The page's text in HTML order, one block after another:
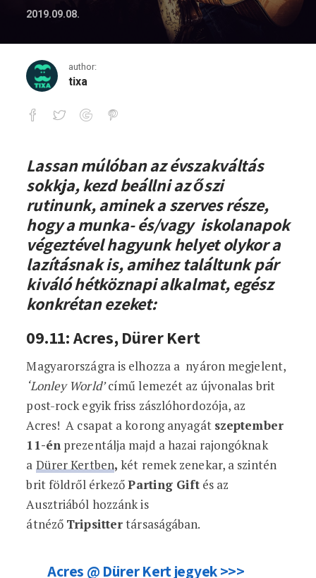
2019.09.08.
author:
tixa
Bérczesi Robitól a post rockig –
Lassan múlóban az évszakváltás
sokkja, kezd beállni az őszi
rutinunk, aminek a szerves része,
hogy a munka- és/vagy iskolanapok
végeztével hagyunk helyet olykor a
lazításnak is, amihez találtunk pár
kiváló hétköznapi alkalmat, egész
konkrétan ezeket:
09.11: Acres, Dürer Kert
Magyarországra is elhozza a nyáron megjelent,
‘Lonley World’című lemezét az újvonalas brit
post-rock egyik friss zászlóhordozója, az
Acres! A csapat a korong anyagát szeptember
11-énprezentálja majd a hazai rajongóknak
a Dürer Kertben, két remek zenekar, a szintén
brit földről érkezőParting Giftés az
Ausztriából hozzánk is
átnéző Tripsittertársaságában.
Acres @ Dürer Kert jegyek >>>